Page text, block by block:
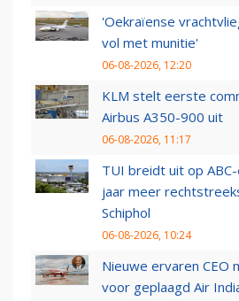
'Oekraïense
vol met munitie'
06-08-2026, 12:20
KLM stelt eerste
Airbus A350-900 uit
06-08-2026, 11:17
TUI breidt uit op
jaar meer
Schiphol
06-08-2026, 10:24
Nieuwe ervaren CEO
voor geplaagd Air